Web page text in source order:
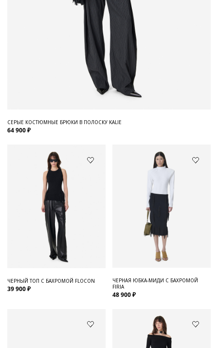
СЕРЫЕ КОСТЮМНЫЕ БРЮКИ В ПОЛОСКУ KALIE
64 900 ₽
ЧЕРНЫЙ ТОП С БАХРОМОЙ FLOCON
39 900 ₽
ЧЕРНАЯ ЮБКА-МИДИ С БАХРОМОЙ
FIRIA
48 900 ₽